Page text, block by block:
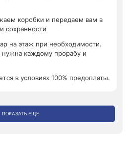
коробки и передаем вам в
сохранности
на этаж при необходимости.
нужна каждому прорабу и
в условиях 100% предоплаты.
ПОКАЗАТЬ ЕЩЕ